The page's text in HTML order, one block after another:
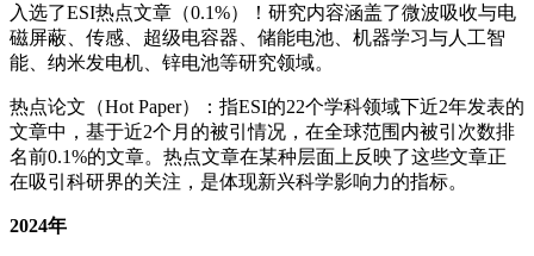
入选了ESI热点文章（0.1%）！研究内容涵盖了微波吸收与电
磁屏蔽、传感、超级电容器、储能电池、机器学习与人工智
能、纳米发电机、锌电池等研究领域。
热点论文（Hot Paper）：指ESI的22个学科领域下近2年发表的
文章中，基于近2个月的被引情况，在全球范围内被引次数排
名前0.1%的文章。热点文章在某种层面上反映了这些文章正
在吸引科研界的关注，是体现新兴科学影响力的指标。
2024年